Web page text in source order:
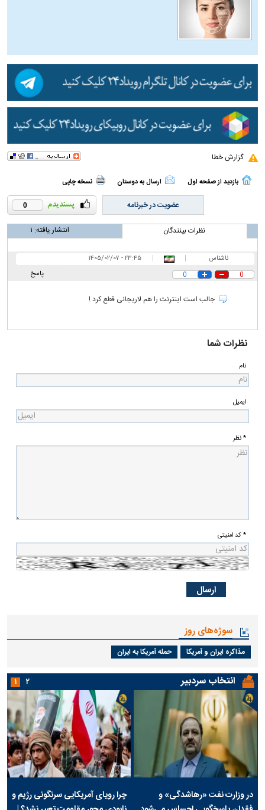
گزارش خطا
بازدید از صفحه اول ارسال به دوستان نسخه چاپی
0 عضویت در خبرنامه
نظرات بینندگان انتشار یافته: ۱
ناشناس |
|
۲۳:۴۵ - ۱۴۰۵/۰۲/۰۷
پاسخ
0
0
جالب است اینترنت را هم لاریجانی قطع کرد !
نظرات شما
نام
ایمیل
* نظر
* کد امنیتی
سوژه‌های روز
مذاکره ایران و آمریکا حمله آمریکا به ایران
انتخاب سردبیر
در وزارت نفت «رهاشدگی» و
چرا رویای آمریکایی سرنگونی رژیم و
۱ ۲